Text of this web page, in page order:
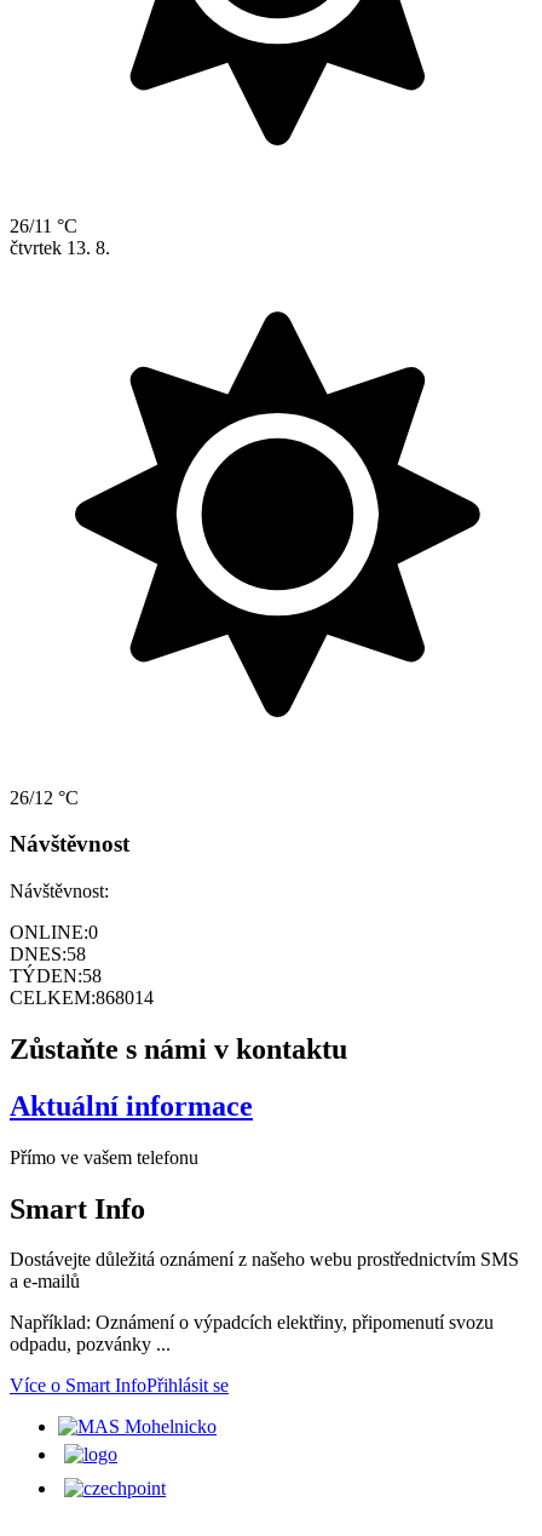
26/11 °C
čtvrtek 13. 8.
26/12 °C
Návštěvnost
Návštěvnost:
ONLINE:0
DNES:58
TÝDEN:58
CELKEM:868014
Zůstaňte s námi v kontaktu
Aktuální informace
Přímo ve vašem telefonu
Smart Info
Dostávejte důležitá oznámení z našeho webu prostřednictvím SMS
a e-mailů
Například: Oznámení o výpadcích elektřiny, připomenutí svozu
odpadu, pozvánky ...
Více o Smart InfoPřihlásit se